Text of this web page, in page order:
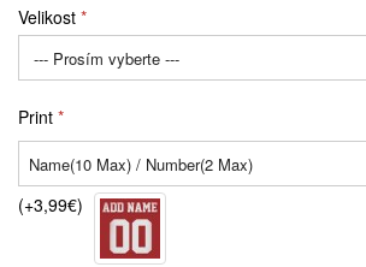
Velikost
Print
(+3,99€)